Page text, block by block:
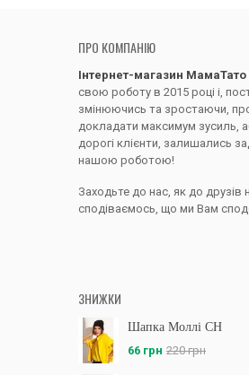
ПРО КОМПАНІЮ
Інтернет-магазин МамаТато
свою роботу в 2015 році і,
змінюючись та зростаючи,
докладати максимум зусиль,
дорогі клієнти, залишались
нашою роботою!
Заходьте до нас, як до друзів
сподіваємось, що ми Вам
ЗНИЖКИ
Шапка Моллі CH
66 грн 220 грн